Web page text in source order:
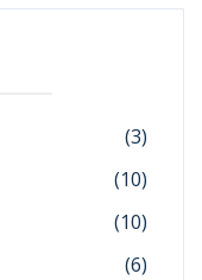
(3)
(10)
(10)
(6)